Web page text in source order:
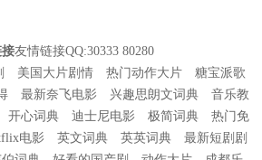
友情链接QQ:30333 80280
美国大片剧情 热门动作大片
糖宝派歌
最新奈飞电影 兴趣思朗文词典
音乐教
开心词典 迪士尼电影 极简词典
热门免
电影 英文词典 英英词典
最新短剧剧